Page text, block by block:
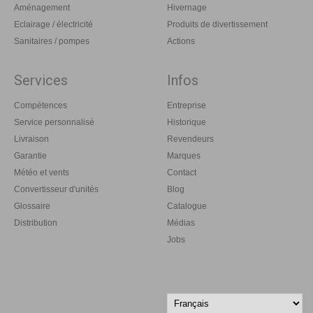
Aménagement
Eclairage / électricité
Sanitaires / pompes
Hivernage
Produits de divertissement
Actions
Services
Compétences
Service personnalisé
Livraison
Garantie
Météo et vents
Convertisseur d'unités
Glossaire
Distribution
Infos
Entreprise
Historique
Revendeurs
Marques
Contact
Blog
Catalogue
Médias
Jobs